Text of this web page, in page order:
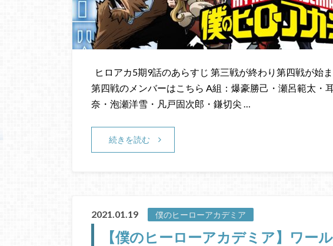
ヒロアカ5期9話のあらすじ 第三戦が終わり第四戦が始
第四戦のメンバーはこちら A組：爆豪勝己・瀬呂範太・
奈・泡瀬洋雪・凡戸固次郎・鎌切尖 …
続きを読む
2021.01.19 僕のヒーローアカデミア
【僕のヒーローアカデミア】ワー